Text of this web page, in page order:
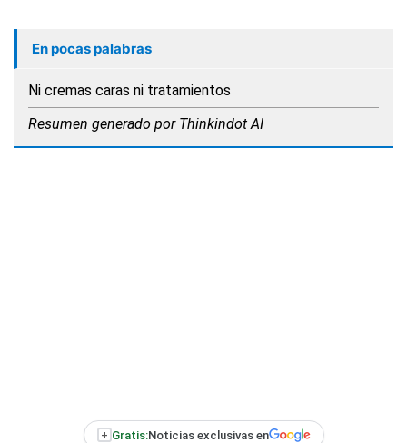
En pocas palabras
Ni cremas caras ni tratamientos
Resumen generado por Thinkindot AI
+ Gratis:Noticias exclusivas en